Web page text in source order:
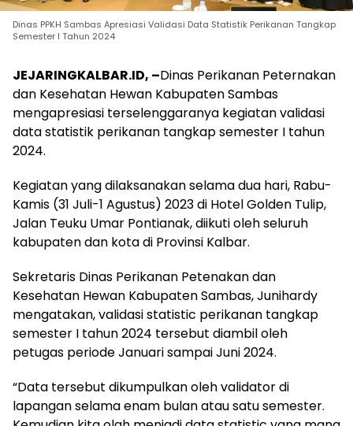
Dinas PPKH Sambas Apresiasi Validasi Data Statistik Perikanan Tangkap
Semester I Tahun 2024
JEJARINGKALBAR.ID, –Dinas Perikanan Peternakan
dan Kesehatan Hewan Kabupaten Sambas
mengapresiasi terselenggaranya kegiatan validasi
data statistik perikanan tangkap semester I tahun
2024.
Kegiatan yang dilaksanakan selama dua hari, Rabu-
Kamis (31 Juli-1 Agustus) 2023 di Hotel Golden Tulip,
Jalan Teuku Umar Pontianak, diikuti oleh seluruh
kabupaten dan kota di Provinsi Kalbar.
Sekretaris Dinas Perikanan Petenakan dan
Kesehatan Hewan Kabupaten Sambas, Junihardy
mengatakan, validasi statistic perikanan tangkap
semester I tahun 2024 tersebut diambil oleh
petugas periode Januari sampai Juni 2024.
“Data tersebut dikumpulkan oleh validator di
lapangan selama enam bulan atau satu semester.